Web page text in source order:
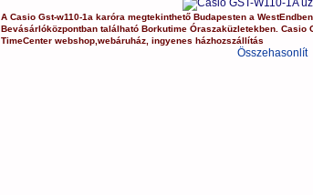
A Casio Gst-w110-1a karóra megtekinthető Budapesten a WestEndben
Bevásárlóközpontbantalálható Borkutime Óraszaküzletekben. Casio
TimeCenter webshop, webáruház, ingyenes házhozszállítás
Összehasonlít